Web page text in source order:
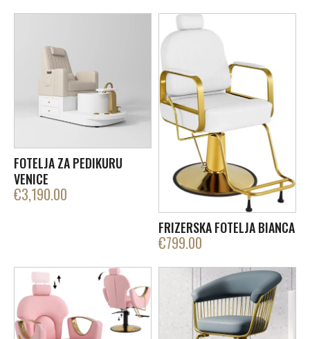
FOTELJA ZA PEDIKURU
VENICE
€3,190.00
FRIZERSKA FOTELJA BIANCA
€799.00